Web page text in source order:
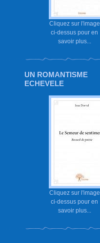
Cliquez sur l'image
ci-dessus pour en
savoir plus...
UN ROMANTISME
ECHEVELE
Cliquez sur l'image
ci-dessus pour en
savoir plus...